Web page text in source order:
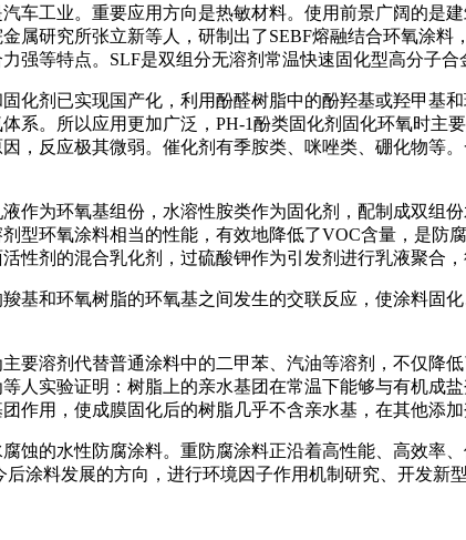
车工业。重要应用方向是热敏材料。使用前景广阔的
属研究所张立新等人，研制出了SEBF熔融结合环氧涂
强等特点。SLF是双组分无溶剂常温快速固化型高分子合
化剂已实现国产化，利用酚醛树脂中的酚羟基或羟甲
系。所以应用更加广泛，PH-1酚类固化剂固化环氧时
，反应极其微弱。催化剂有季胺类、咪唑类、硼化物
为环氧基组份，水溶性胺类作为固化剂，配制成双组
型环氧涂料相当的性能，有效地降低了VOC含量，是
性剂的混合乳化剂，过硫酸钾作为引发剂进行乳液聚合
基和环氧树脂的环氧基之间发生的交联反应，使涂料
要溶剂代替普通涂料中的二甲苯、汽油等溶剂，不仅
人实验证明：树脂上的亲水基团在常温下能够与有机成
作用，使成膜固化后的树脂几乎不含亲水基，在其他添
蚀的水性防腐涂料。重防腐涂料正沿着高性能、高效
涂料发展的方向，进行环境因子作用机制研究、开发新